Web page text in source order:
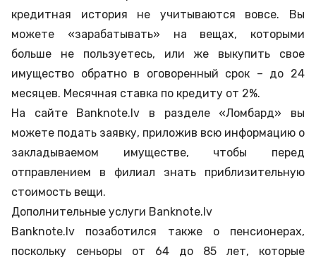
кредитная история не учитываются вовсе. Вы
можете «зарабатывать» на вещах, которыми
больше не пользуетесь, или же выкупить свое
имущество обратно в оговоренный срок – до 24
месяцев. Месячная ставка по кредиту от 2%.
На сайте Banknote.lv в разделе «Ломбард» вы
можете подать заявку, приложив всю информацию о
закладываемом имуществе, чтобы перед
отправлением в филиал знать приблизительную
стоимость вещи.
Дополнительные услуги Banknote.lv
Banknote.lv позаботился также о пенсионерах,
поскольку сеньоры от 64 до 85 лет, которые